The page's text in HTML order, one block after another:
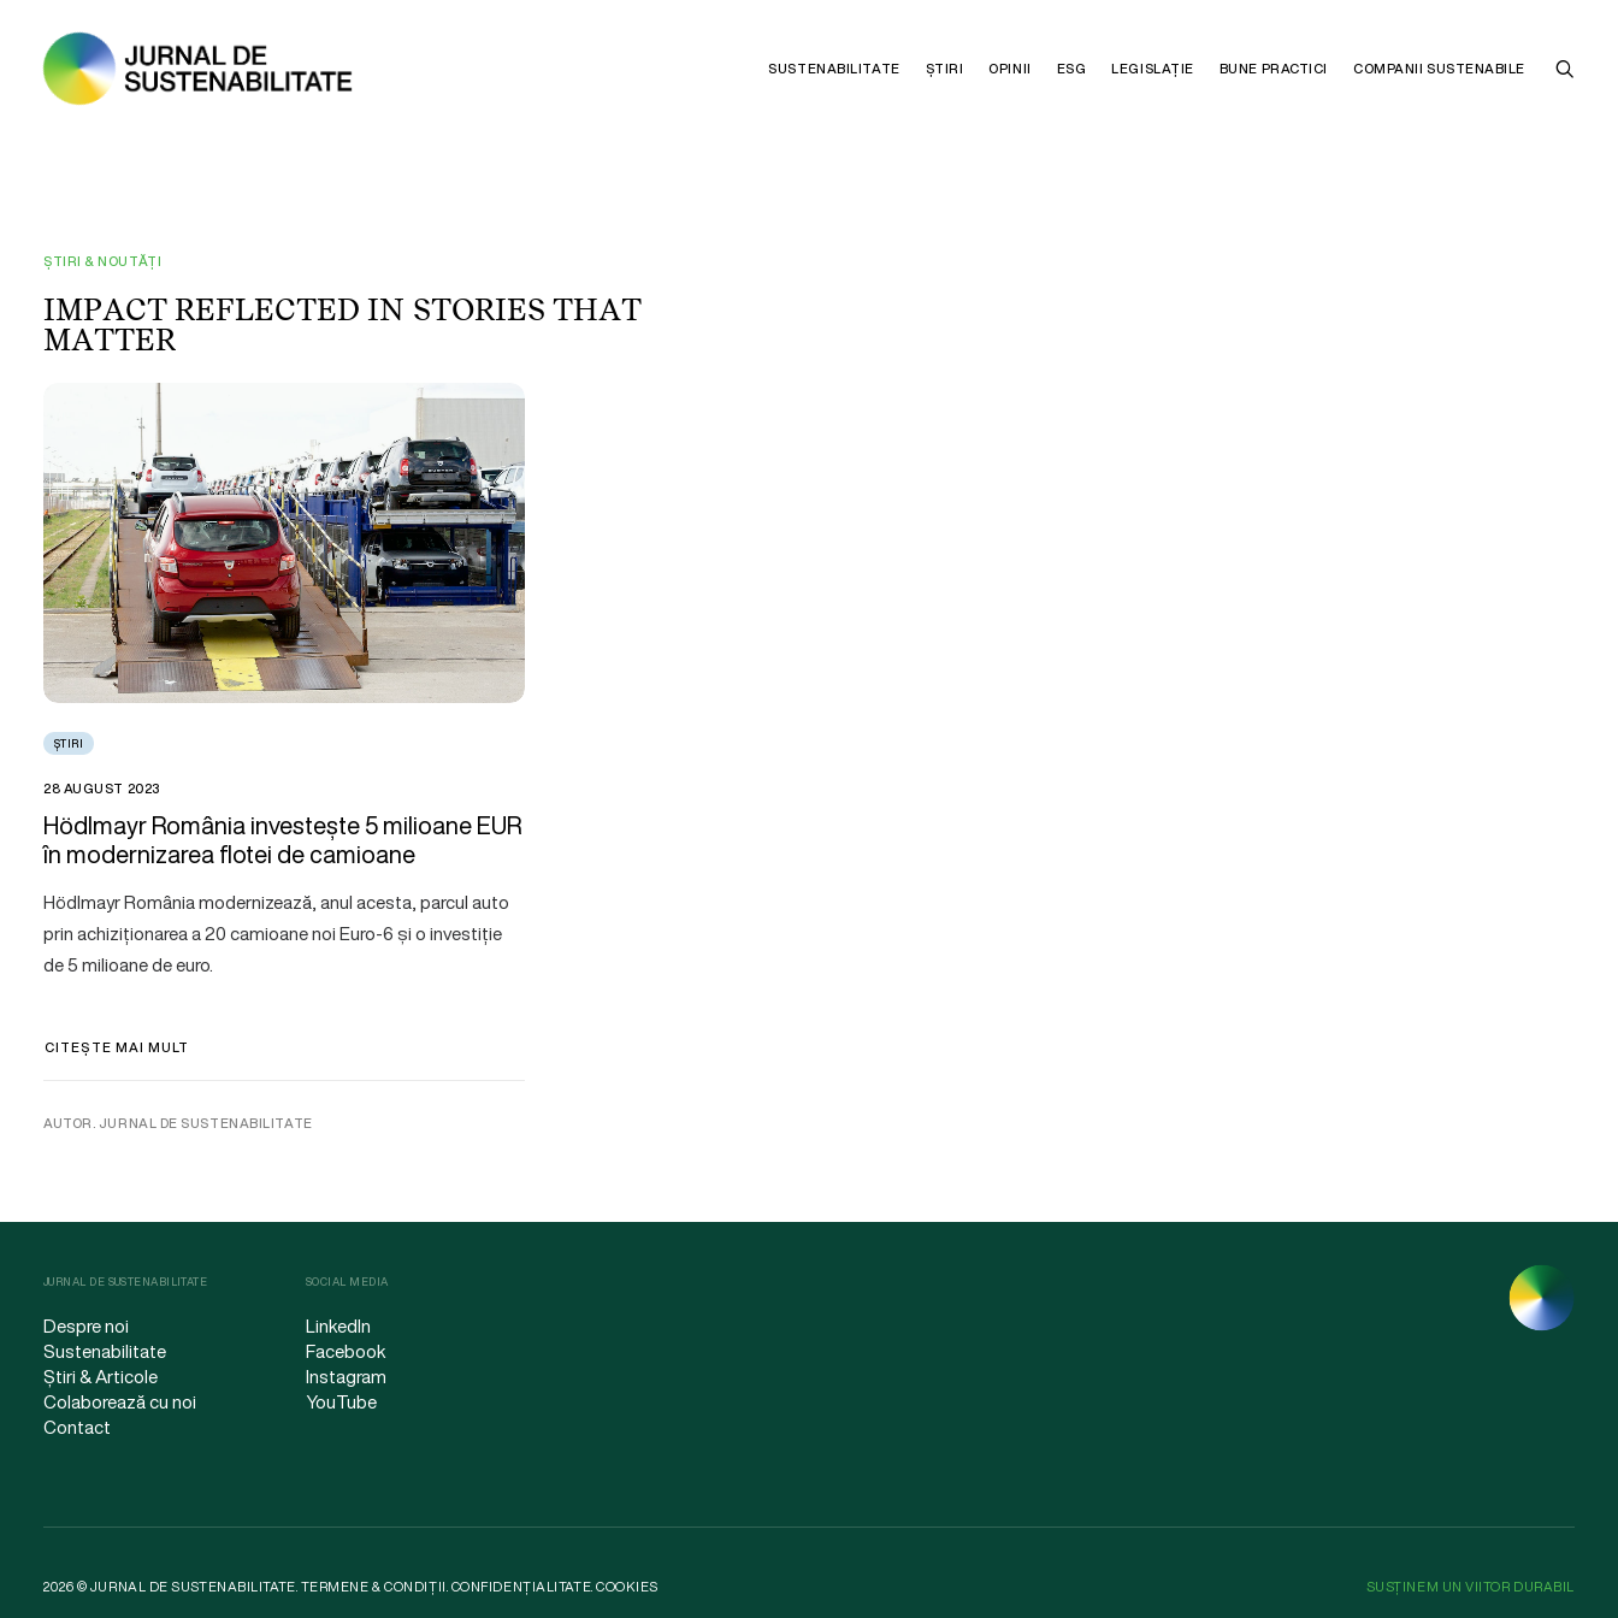
SUSTENABILITATE ȘTIRI OPINII ESG LEGISLAȚIE BUNE PRACTICI COMPANII SUSTENABILE
ȘTIRI & NOUTĂȚI
IMPACT REFLECTED IN STORIES THAT
MATTER
ȘTIRI
28 AUGUST 2023
Hödlmayr România investește 5 milioane EUR
în modernizarea flotei de camioane
Hödlmayr România modernizează, anul acesta, parcul auto
prin achiziționarea a 20 camioane noi Euro-6 și o investiție
de 5 milioane de euro.
CITEȘTE MAI MULT
AUTOR. JURNAL DE SUSTENABILITATE
JURNAL DE SUSTENABILITATE
Despre noi
Sustenabilitate
Știri & Articole
Colaborează cu noi
Contact
SOCIAL MEDIA
LinkedIn
Facebook
Instagram
YouTube
2026 © JURNAL DE SUSTENABILITATE.TERMENE & CONDIȚII.CONFIDENȚIALITATE.COOKIES SUSȚINEM UN VIITOR DURABIL